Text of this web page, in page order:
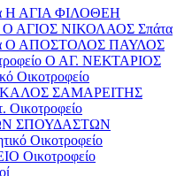
Η ΑΓΙΑ ΦΙΛΟΘΕΗ
Ο ΑΓΙΟΣ ΝΙΚΟΛΑΟΣ Σπάτα
Ο ΑΠΟΣΤΟΛΟΣ ΠΑΥΛΟΣ
Ο ΑΓ. ΝΕΚΤΑΡΙΟΣ
Οικοτροφείο
ΚΑΛΟΣ ΣΑΜΑΡΕΙΤΗΣ
ΣΠΟΥΔΑΣΤΩΝ
Οικοτροφείο
Οικοτροφείο